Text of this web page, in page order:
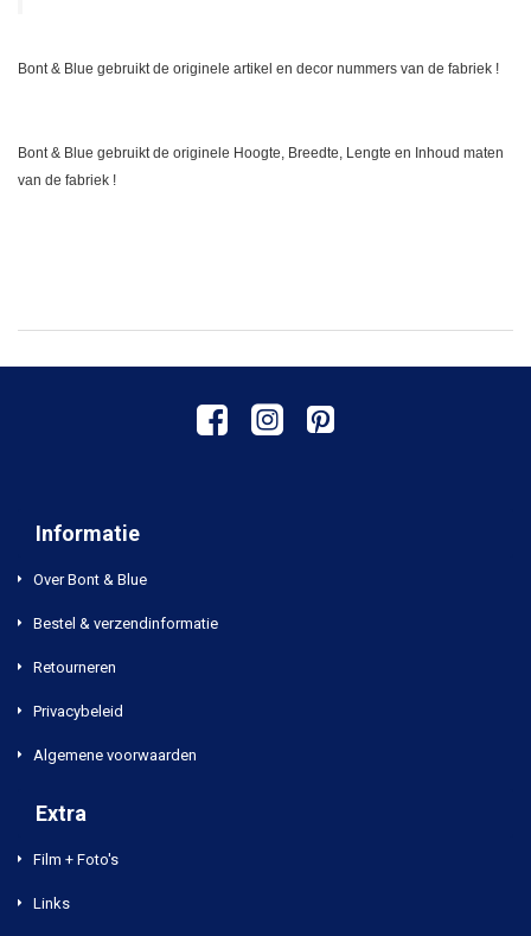
Bont & Blue gebruikt de originele artikel en decor nummers van de fabriek !
Bont & Blue gebruikt de originele Hoogte, Breedte, Lengte en Inhoud maten
van de fabriek !
Informatie
Over Bont & Blue
Bestel & verzendinformatie
Retourneren
Privacybeleid
Algemene voorwaarden
Extra
Film + Foto's
Links